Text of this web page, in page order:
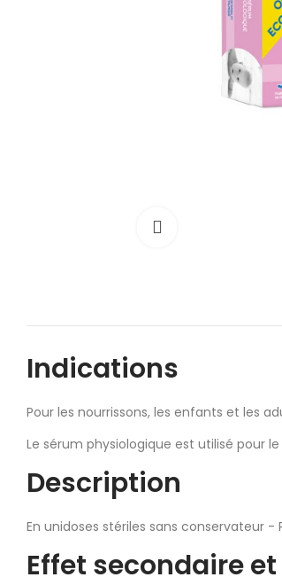
Indications
Pour les nourrissons, les enfants et les
Le sérum physiologique est utilisé pour
Description
En unidoses stériles sans conservateur
Effet secondaire